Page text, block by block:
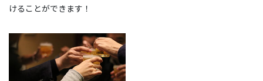
けることができます！